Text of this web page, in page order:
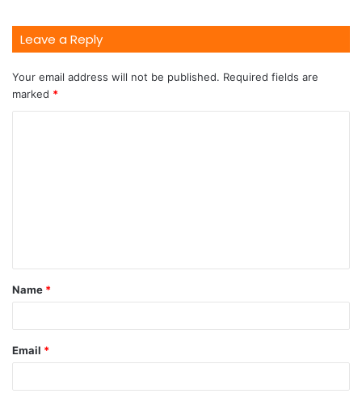
Leave a Reply
Your email address will not be published. Required fields are
marked *
Name *
Email *